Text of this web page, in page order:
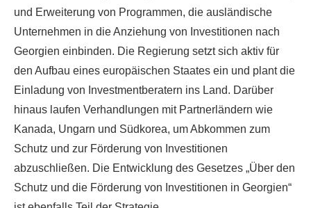
und Erweiterung von Programmen, die ausländische
Unternehmen in die Anziehung von Investitionen nach
Georgien einbinden. Die Regierung setzt sich aktiv für
den Aufbau eines europäischen Staates ein und plant die
Einladung von Investmentberatern ins Land. Darüber
hinaus laufen Verhandlungen mit Partnerländern wie
Kanada, Ungarn und Südkorea, um Abkommen zum
Schutz und zur Förderung von Investitionen
abzuschließen. Die Entwicklung des Gesetzes „Über den
Schutz und die Förderung von Investitionen in Georgien“